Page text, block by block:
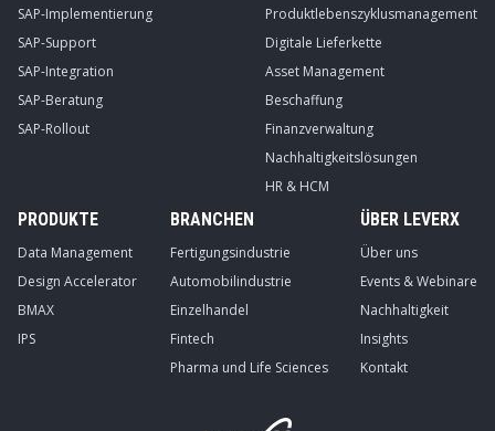
SAP-Implementierung
SAP-Support
SAP-Integration
SAP-Beratung
SAP-Rollout
Produktlebenszyklusmanagement
Digitale Lieferkette
Asset Management
Beschaffung
Finanzverwaltung
Nachhaltigkeitslösungen
HR & HCM
PRODUKTE
Data Management
Design Accelerator
BMAX
IPS
BRANCHEN
Fertigungsindustrie
Automobilindustrie
Einzelhandel
Fintech
Pharma und Life Sciences
ÜBER LEVERX
Über uns
Events & Webinare
Nachhaltigkeit
Insights
Kontakt